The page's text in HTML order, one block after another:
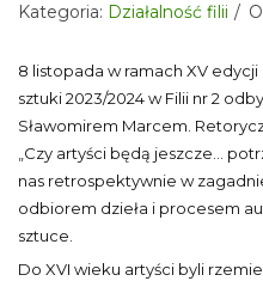
Kategoria: Działalność filii
8 listopada w ramach XV
sztuki 2023/2024 w Filii nr 2
Sławomirem Marcem.
„Czy artyści będą jeszcze...
nas retrospektywnie w
odbiorem dzieła i procesem
sztuce.
Do XVI wieku artyści byli